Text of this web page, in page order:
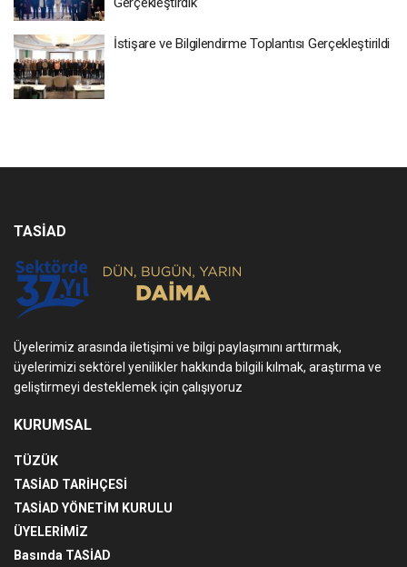
İstişare ve Bilgilendirme Toplantısı Gerçekleştirildi
TASİAD
Üyelerimiz arasında iletişimi ve bilgi paylaşımını arttırmak,
üyelerimizi sektörel yenilikler hakkında bilgili kılmak, araştırma ve
geliştirmeyi desteklemek için çalışıyoruz
KURUMSAL
TÜZÜK
TASİAD TARİHÇESİ
TASİAD YÖNETİM KURULU
ÜYELERİMİZ
Basında TASİAD